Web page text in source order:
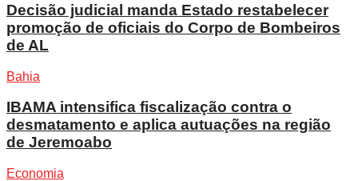
Decisão judicial manda Estado restabelecer
promoção de oficiais do Corpo de Bombeiros
de AL
Bahia
IBAMA intensifica fiscalização contra o
desmatamento e aplica autuações na região
de Jeremoabo
Economia